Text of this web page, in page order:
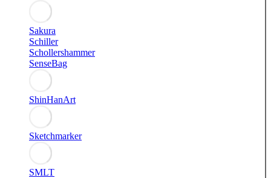
Sakura
Schiller
Schollershammer
SenseBag
ShinHanArt
Sketchmarker
SMLT